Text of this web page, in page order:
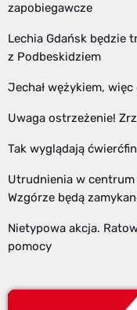
zapobiegawcze
Lechia Gdańsk będzie
z Podbeskidziem
Jechał wężykiem,
Uwaga ostrzeżenie!
Tak wyglądają
Utrudnienia w centrum
Wzgórze będą
Nietypowa akcja.
pomocy